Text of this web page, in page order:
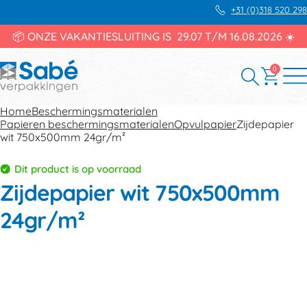
+31 (0)318 520 298
📦 ONZE VAKANTIESLUITING IS 29.07 T/M 16.08.2026 ☀️
0
HomeBeschermingsmaterialen
Papieren beschermingsmaterialenOpvulpapierZijdepapier
wit 750x500mm 24gr/m²
Dit product is op voorraad
Zijdepapier wit 750x500mm
24gr/m²